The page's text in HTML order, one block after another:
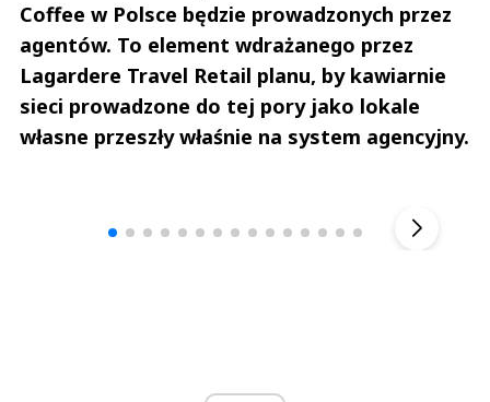
Coffee w Polsce będzie prowadzonych przez
agentów. To element wdrażanego przez
Lagardere Travel Retail planu, by kawiarnie
sieci prowadzone do tej pory jako lokale
własne przeszły właśnie na system agencyjny.